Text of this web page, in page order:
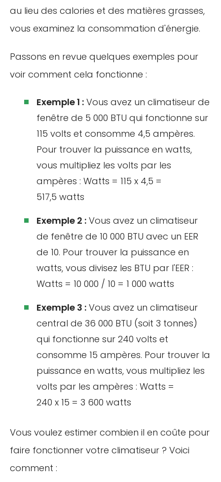
au lieu des calories et des matières grasses,
vous examinez la consommation d'énergie.
Passons en revue quelques exemples pour
voir comment cela fonctionne :
Exemple 1 : Vous avez un climatiseur de
fenêtre de 5 000 BTU qui fonctionne sur
115 volts et consomme 4,5 ampères.
Pour trouver la puissance en watts,
vous multipliez les volts par les
ampères : Watts = 115 x 4,5 =
517,5 watts
Exemple 2 : Vous avez un climatiseur
de fenêtre de 10 000 BTU avec un EER
de 10. Pour trouver la puissance en
watts, vous divisez les BTU par l'EER :
Watts = 10 000 / 10 = 1 000 watts
Exemple 3 : Vous avez un climatiseur
central de 36 000 BTU (soit 3 tonnes)
qui fonctionne sur 240 volts et
consomme 15 ampères. Pour trouver la
puissance en watts, vous multipliez les
volts par les ampères : Watts =
240 x 15 = 3 600 watts
Vous voulez estimer combien il en coûte pour
faire fonctionner votre climatiseur ? Voici
comment :